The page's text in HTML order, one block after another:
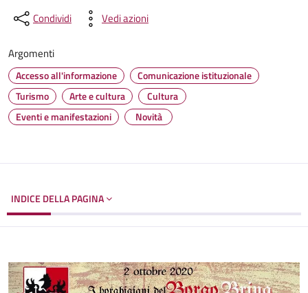
Condividi Vedi azioni
Argomenti
Accesso all'informazione
Comunicazione istituzionale
Turismo
Arte e cultura
Cultura
Eventi e manifestazioni
Novità
INDICE DELLA PAGINA